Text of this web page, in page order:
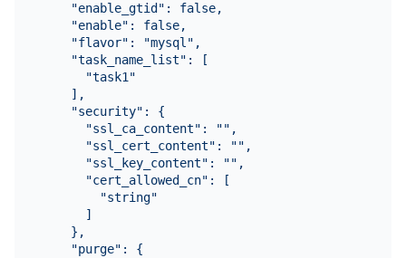
    "enable_gtid": false,
    "enable": false,
    "flavor": "mysql",
    "task_name_list": [
      "task1"
    ],
    "security": {
      "ssl_ca_content": "",
      "ssl_cert_content": "",
      "ssl_key_content": "",
      "cert_allowed_cn": [
        "string"
      ]
    },
    "purge": {